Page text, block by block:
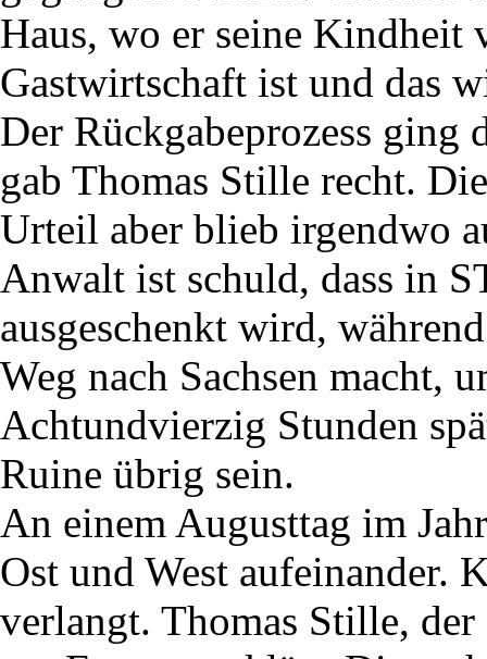
Haus, wo er seine Kindheit
Gastwirtschaft ist und das
Der Rückgabeprozess ging
gab Thomas Stille recht.
Urteil aber blieb irgendwo
Anwalt ist schuld, dass in
ausgeschenkt wird,
Weg nach Sachsen macht,
Achtundvierzig Stunden
Ruine übrig sein.
An einem Augusttag im
Ost und West aufeinander.
verlangt. Thomas Stille,